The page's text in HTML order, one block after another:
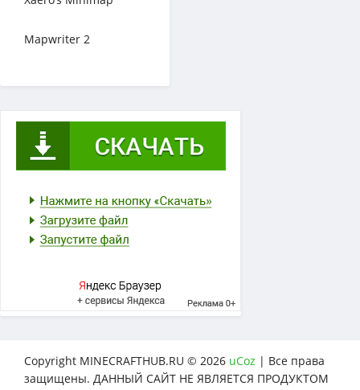
Mapwriter 2
Copyright MINECRAFTHUB.RU © 2026 uCoz | Все права
защищены. ДАННЫЙ САЙТ НЕ ЯВЛЯЕТСЯ ПРОДУКТОМ